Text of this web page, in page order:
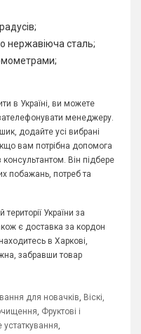
нержавіюча сталь;
в Україні, ви можете
менеджеру.
додайте усі вибрані
вам потрібна допомога
Він підбере
побажань, потреб та
України за
є доставка за кордон
в Харкові,
забравши товар
для новачків, Віскі,
, Фруктові і
устаткування,